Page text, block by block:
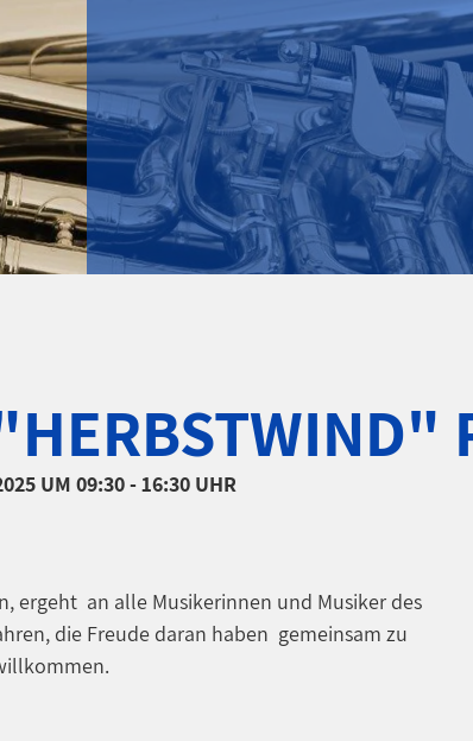
UM 09:30 - 16:30 UHR
ergeht an alle Musikerinnen und Musiker des
die Freude daran haben gemeinsam zu